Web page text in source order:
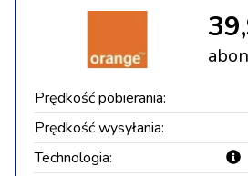
Prędkość pobierania:
Prędkość wysyłania:
Technologia: